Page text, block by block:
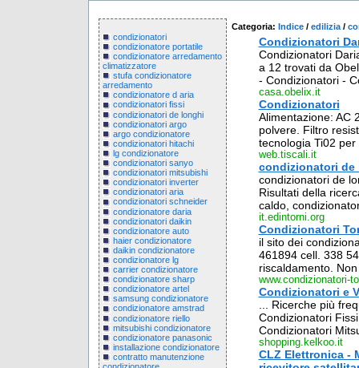
condizionatori
condizionatore portatile
condizionatore arredamento
climatizzatore
stufa condizionatore
arredamento
condizionatore d aria
condizionatori fissi
condizionatori de longhi
condizionatori argo
argo condizionatore
condizionatori hitachi
lg condizionatore
condizionatori sanyo
condizionatori mitsubishi
condizionatori inverter
condizionatori aria
condizionatori schneider
condizionatore daria
condizionatori daikin
condizionatore auto
haier condizionatore
daikin condizionatore
condizionatore lg
carrier condizionatore
condizionatore sharp
condizionatore artel
samsung condizionatore
condizionatore amstrad
condizionatore riello
mitsubishi condizionatore
condizionatore panasonic
installazione condizionatore
contratto manutenzione
Categoria: Indice / edilizia /
Condizionatori
Condizionatori
a 12 trovati da
- Condizionatori -
casa.obelix.it
Condizionatori
Alimentazione: AC
polvere. Filtro
tecnologia Ti02
web.tiscali.it
condizionatori de
condizionatori de
Risultati della
caldo,
it.edintorni.org
Condizionatori
il sito dei
461894 cell. 338
riscaldamento.
www.condizionatori-
Condizionatori e
... Ricerche più
Condizionatori
Condizionatori
shopping.kelkoo.it
CLZ Elettronica -